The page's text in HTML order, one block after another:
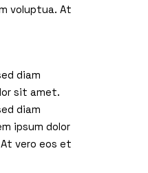
voluptua. At
diam
sit amet.
diam
ipsum dolor
vero eos et